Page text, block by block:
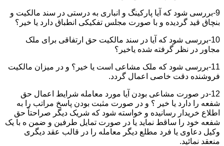
9-بررسی شود که آیا پارکینگ و انباری به درستی در سند مالکیت و
بنچاق قید گردیده و با صورت مجلس تفکیکی انطباق دارد یا خیر؟
10-بررسی شود که آیا در سند مالکیت حق ارتفاقی برای ملک
مجاور در نظر گرفته شده یاخیر؟
11-بررسی شود که ملک مشاعی است یا خیر؟ و در میزان مالکیت
فروشنده دقت خاصی اعمال گردد.
12-در صورت مشاعی بودن آیا مورد معامله شرایط اعمال حق
شفعه را دارد یا خیر ؟ و در صورت مثبت بودن پاسخ مراتب را به
اطلاع خریدار رسانیده و خواسته شود که شریک دیگر صراحتاً حق
شفعه خود را ساقط نماید یا در صورت تمایل طرفین و ضمن ه با یک
وکیل دعاوی یا فرد مطلع دیگر معامله را در قالب عقد دیگری
منعقد نمائید.